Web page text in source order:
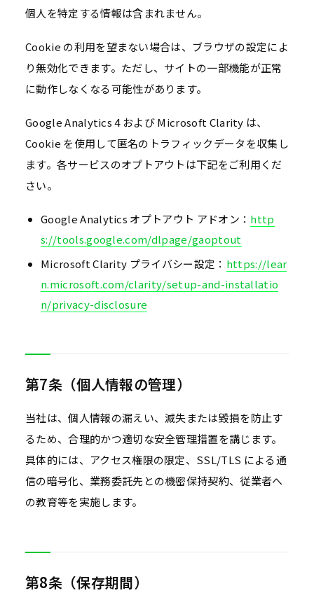
個人を特定する情報は含まれません。
Cookie の利用を望まない場合は、ブラウザの設定によ
り無効化できます。ただし、サイトの一部機能が正常
に動作しなくなる可能性があります。
Google Analytics 4 および Microsoft Clarity は、
Cookie を使用して匿名のトラフィックデータを収集し
ます。各サービスのオプトアウトは下記をご利用くだ
さい。
Google Analytics オプトアウト アドオン： http
s://tools.google.com/dlpage/gaoptout
Microsoft Clarity プライバシー設定： https://lear
n.microsoft.com/clarity/setup-and-installatio
n/privacy-disclosure
第7条（個人情報の管理）
当社は、個人情報の漏えい、滅失または毀損を防止す
るため、合理的かつ適切な安全管理措置を講じます。
具体的には、アクセス権限の限定、SSL/TLS による通
信の暗号化、業務委託先との機密保持契約、従業者へ
の教育等を実施します。
第8条（保存期間）